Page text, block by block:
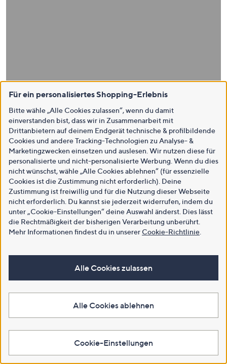
Für ein personalisiertes Shopping-Erlebnis
Bitte wähle „Alle Cookies zulassen“, wenn du damit
einverstanden bist, dass wir in Zusammenarbeit mit
Drittanbietern auf deinem Endgerät technische & profilbildende
Cookies und andere Tracking-Technologien zu Analyse- &
Marketingzwecken einsetzen und auslesen. Wir nutzen diese für
personalisierte und nicht-personalisierte Werbung. Wenn du dies
nicht wünschst, wähle „Alle Cookies ablehnen“ (für essenzielle
Cookies ist die Zustimmung nicht erforderlich). Deine
Zustimmung ist freiwillig und für die Nutzung dieser Webseite
nicht erforderlich. Du kannst sie jederzeit widerrufen, indem du
unter „Cookie-Einstellungen“ deine Auswahl änderst. Dies lässt
die Rechtmäßigkeit der bisherigen Verarbeitung unberührt.
Mehr Informationen findest du in unsererCookie-Richtlinie
Alle Cookies zulassen
Alle Cookies ablehnen
Cookie-Einstellungen